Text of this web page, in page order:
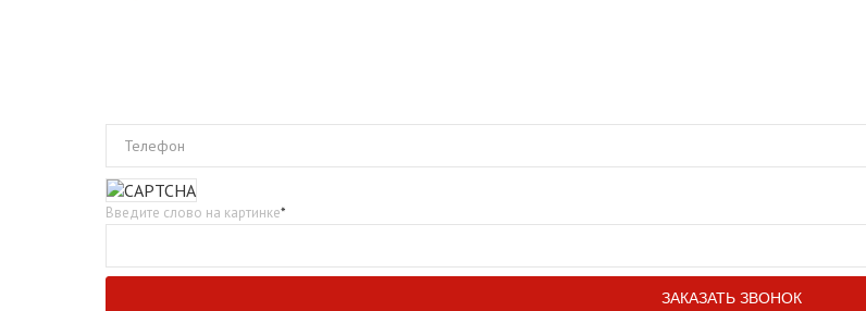
Телефон
Введите слово на картинке*